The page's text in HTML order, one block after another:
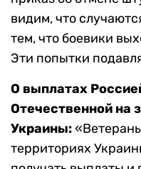
видим, что
тем, что боевики
Эти попытки
О выплатах
Отечественной на
Украины:
территориях